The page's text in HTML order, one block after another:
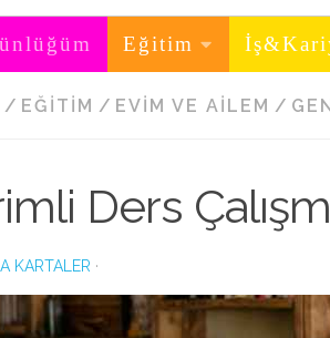
Eğitim
/ EĞITIM / EVIM VE AILEM /
Ders
KARTALER ·